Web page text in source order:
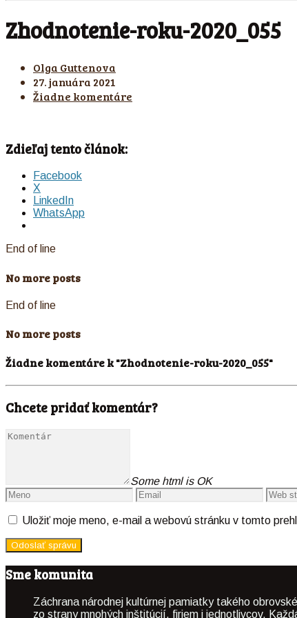
Zhodnotenie-roku-2020_055
Olga Guttenova
27. januára 2021
Žiadne komentáre
Zdieľaj tento článok:
Facebook
X
LinkedIn
WhatsApp
End of line
No more posts
End of line
No more posts
Žiadne komentáre k "Zhodnotenie-roku-2020_055"
Chcete pridať komentár?
Some html is OK
Uložiť moje meno, e-mail a webovú stránku v tomto
Sme komunita
Záchrana národnej kultúrnej pamiatky takého
zo strany mnohých inštitúcií, firiem i jednotlivcov.